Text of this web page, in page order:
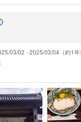
03/02 - 2025/03/04（約1年